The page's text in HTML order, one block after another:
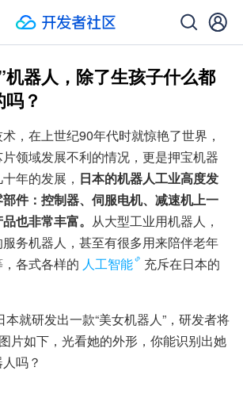
机器人，除了生孩子什么都
？
，在上世纪90年代时就惊艳了世界，
领域发展不利的情况，更是押宝机器
年的发展， 日本的机器人工业高度发
件：控制器、伺服电机、减速机上一
也非常丰富。 从大型工业用机器人，
务机器人，甚至有很多用来陪伴老年
各式各样的 人工智能
充斥在日本的
就研发出一款“美女机器人”，研发者将
片如下，光看她的外形，你能识别出她
吗？